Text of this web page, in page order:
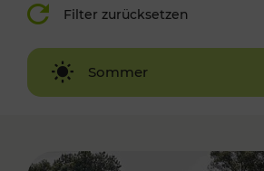
Filter zurücksetzen
Sommer
Winter